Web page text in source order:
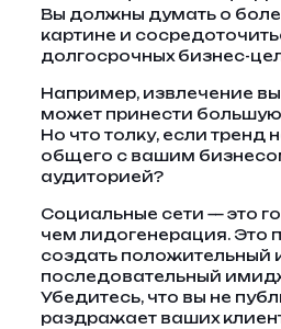
Вы должны думать о
картине и
долгосрочных бизнес-
Например, извлечение
может принести
Но что толку, если тренд
общего с вашим
аудиторией?
Социальные сети — это
чем лидогенерация. Это
создать положительный
последовательный
Убедитесь, что вы не
раздражает ваших